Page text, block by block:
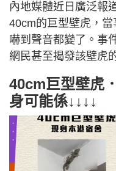
內地媒體近日廣泛報
40cm的巨型壁虎，
嚇到聲音都變了。事
網民甚至揭發該壁虎
40cm巨型壁虎
身可能係↓↓↓↓